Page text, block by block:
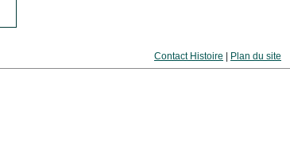
Contact Histoire Plan du site